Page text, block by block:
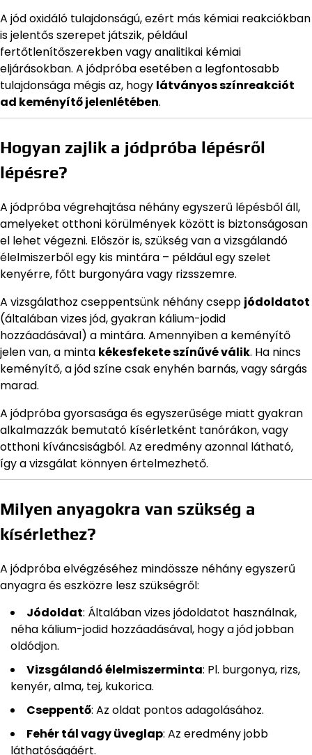
A jód oxidáló tulajdonságú, ezért más kémiai reakciókban
is jelentős szerepet játszik, például
fertőtlenítőszerekben vagy analitikai kémiai
eljárásokban. A jódpróba esetében a legfontosabb
tulajdonsága mégis az, hogy látványos színreakciót
ad keményítő jelenlétében.
Hogyan zajlik a jódpróba lépésről
lépésre?
A jódpróba végrehajtása néhány egyszerű lépésből áll,
amelyeket otthoni körülmények között is biztonságosan
el lehet végezni. Először is, szükség van a vizsgálandó
élelmiszerből egy kis mintára – például egy szelet
kenyérre, főtt burgonyára vagy rizsszemre.
A vizsgálathoz cseppentsünk néhány csepp jódoldatot
(általában vizes jód, gyakran kálium-jodid
hozzáadásával) a mintára. Amennyiben a keményítő
jelen van, a minta kékesfekete színűvé válik. Ha nincs
keményítő, a jód színe csak enyhén barnás, vagy sárgás
marad.
A jódpróba gyorsasága és egyszerűsége miatt gyakran
alkalmazzák bemutató kísérletként tanórákon, vagy
otthoni kíváncsiságból. Az eredmény azonnal látható,
így a vizsgálat könnyen értelmezhető.
Milyen anyagokra van szükség a
kísérlethez?
A jódpróba elvégzéséhez mindössze néhány egyszerű
anyagra és eszközre lesz szükségről:
Jódoldat: Általában vizes jódoldatot használnak,
néha kálium-jodid hozzáadásával, hogy a jód jobban
oldódjon.
Vizsgálandó élelmiszerminta: Pl. burgonya, rizs,
kenyér, alma, tej, kukorica.
Cseppentő: Az oldat pontos adagolásához.
Fehér tál vagy üveglap: Az eredmény jobb
láthatóságáért.